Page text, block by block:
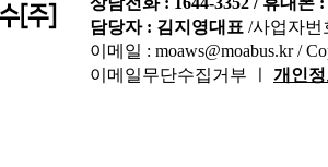
담당자 : 김지영대표 /사업자번
이메일 : moaws@moabus.kr /
이메일무단수집거부 ㅣ 개인